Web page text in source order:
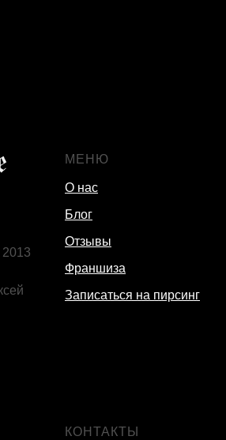
МЕНЮ
О нас
Блог
Отзывы
Франшиза
Записаться на пирсинг
КОНТАКТЫ